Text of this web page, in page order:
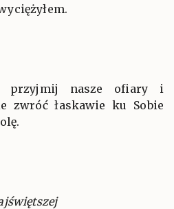
przyjmij nasze ofiary i
zwróć łaskawie ku Sobie